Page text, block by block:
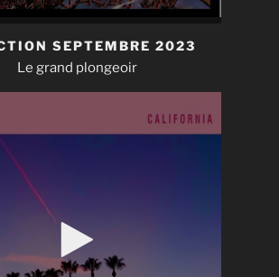
SEPTEMBRE 2023
Le grand plongeoir